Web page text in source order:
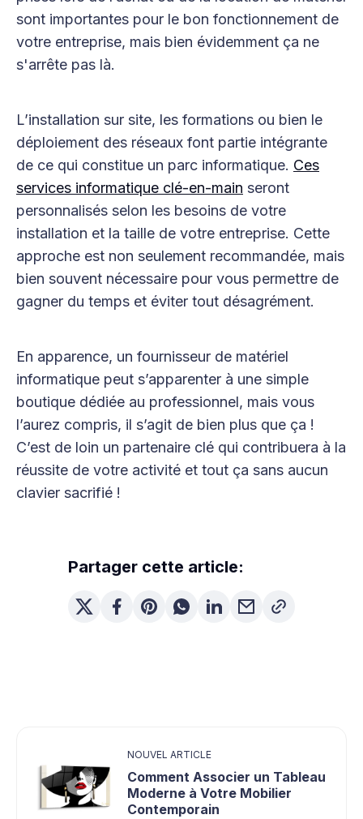
sont importantes pour le bon fonctionnement de
votre entreprise, mais bien évidemment ça ne
s'arrête pas là.
L’installation sur site, les formations ou bien le
déploiement des réseaux font partie intégrante
de ce qui constitue un parc informatique. Ces
services informatique clé-en-main seront
personnalisés selon les besoins de votre
installation et la taille de votre entreprise. Cette
approche est non seulement recommandée, mais
bien souvent nécessaire pour vous permettre de
gagner du temps et éviter tout désagrément.
En apparence, un fournisseur de matériel
informatique peut s’apparenter à une simple
boutique dédiée au professionnel, mais vous
l’aurez compris, il s’agit de bien plus que ça !
C’est de loin un partenaire clé qui contribuera à la
réussite de votre activité et tout ça sans aucun
clavier sacrifié !
Partager cette article:
NOUVEL ARTICLE
Comment Associer un Tableau
Moderne à Votre Mobilier
Contemporain